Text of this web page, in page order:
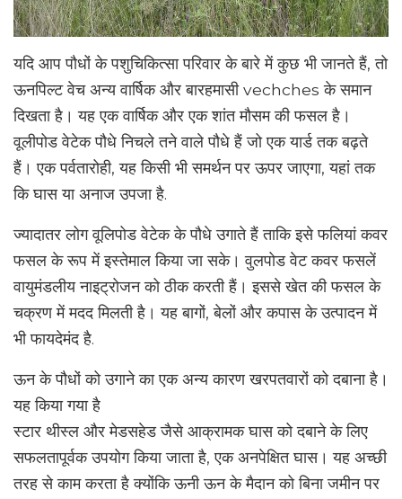
यदि आप पौधों के पशुचिकित्सा परिवार के बारे में कुछ भी जानते हैं, तो
ऊनपिल्ट वेच अन्य वार्षिक और बारहमासी vechches के समान
दिखता है। यह एक वार्षिक और एक शांत मौसम की फसल है।
वूलीपोड वेटेक पौधे निचले तने वाले पौधे हैं जो एक यार्ड तक बढ़ते
हैं। एक पर्वतारोही, यह किसी भी समर्थन पर ऊपर जाएगा, यहां तक ​​
कि घास या अनाज उपजा है.
ज्यादातर लोग वूलिपोड वेटेक के पौधे उगाते हैं ताकि इसे फलियां कवर
फसल के रूप में इस्तेमाल किया जा सके। वुलपोड वेट कवर फसलें
वायुमंडलीय नाइट्रोजन को ठीक करती हैं। इससे खेत की फसल के
चक्रण में मदद मिलती है। यह बागों, बेलों और कपास के उत्पादन में
भी फायदेमंद है.
ऊन के पौधों को उगाने का एक अन्य कारण खरपतवारों को दबाना है।
यह किया गया है
स्टार थीस्ल और मेडसहेड जैसे आक्रामक घास को दबाने के लिए
सफलतापूर्वक उपयोग किया जाता है, एक अनपेक्षित घास। यह अच्छी
तरह से काम करता है क्योंकि ऊनी ऊन के मैदान को बिना जमीन पर